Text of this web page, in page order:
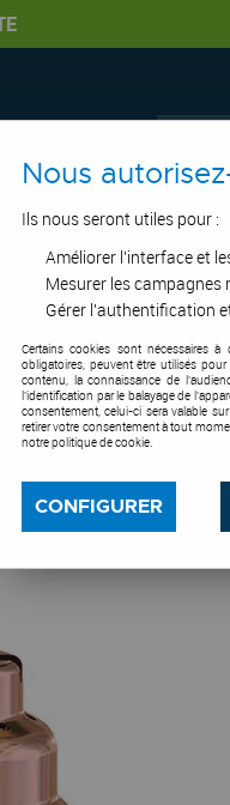
PIPE ET INERTAGE
T45V et pièces d'usure>
Nous
Ils nous seront utiles pour :
Améliorer l'interface et
Mesurer les
Gérer l'authentification
Certains cookies sont nécessaires
obligatoires, peuvent être utilisés
contenu, la connaissance de
l'identification par le balayage de
consentement, celui-ci sera valable
retirer votre consentement à tout
notre politique de cookie.
CONFIGURER